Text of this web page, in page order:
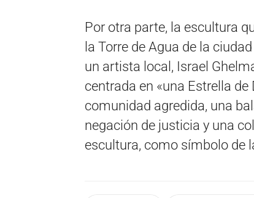
Por otra parte, la escultura
la Torre de Agua de la
un artista local, Israel
centrada en «una Estrella
comunidad agredida, una
negación de justicia y una
escultura, como símbolo de